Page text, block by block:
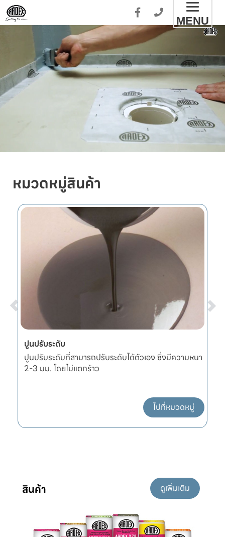
MENU
หมวดหมู่สินค้า
ปูนปรับระดับ
ปูนปรับระดับที่สามารถปรับระดับได้ตัวเอง ซึ่งมีความหนา
2-3 มม. โดยไม่แตกร้าว
ไปที่หมวดหมู่
สินค้า ดูเพิ่มเติม